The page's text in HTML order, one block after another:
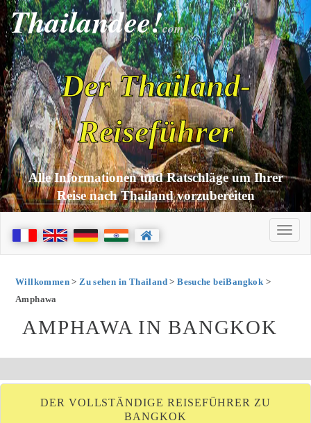
Thailandee!com
Der Thailand-
Reiseführer
Alle Informationen und Ratschläge um Ihrer
Reise nach Thailand vorzubereiten
Willkommen>Zu sehen in Thailand>Besuche beiBangkok >
Amphawa
AMPHAWA IN BANGKOK
DER VOLLSTÄNDIGE REISEFÜHRER ZU
BANGKOK